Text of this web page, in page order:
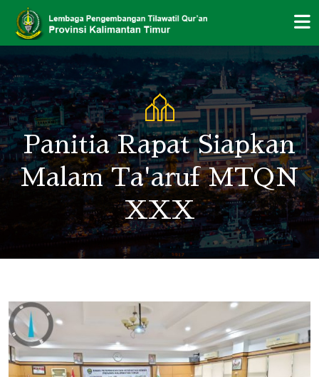
Panitia Rapat Siapkan
Malam Ta'aruf MTQN
XXX